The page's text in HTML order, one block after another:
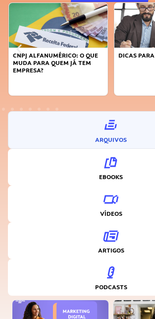
DICAS PARA OBTER CRÉDITO
FAÇA A
ARQUIVOS
EBOOKS
VÍDEOS
ARTIGOS
PODCASTS